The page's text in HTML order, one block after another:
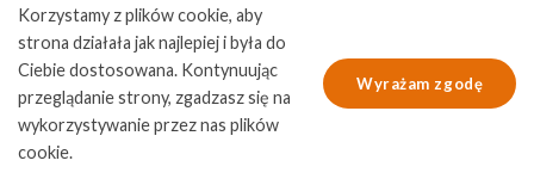
Quality and environmental policy
Cookie policy
Data protection policy
Korzystamy z plików cookie, aby
strona działała jak najlepiej i była do
Ciebie dostosowana. Kontynuując
przeglądanie strony, zgadzasz się na
wykorzystywanie przez nas plików
cookie.
Wyrażam zgodę